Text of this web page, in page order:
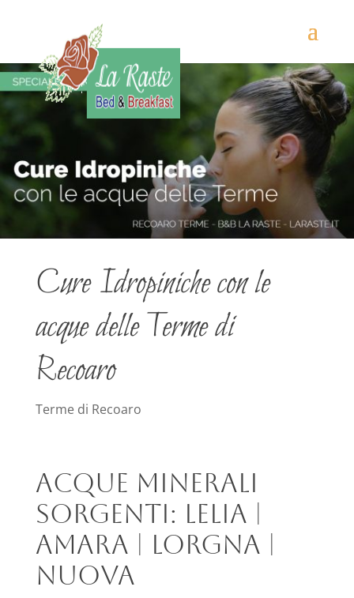
Cure Idropiniche con le
acque delle Terme di
Recoaro
Terme di Recoaro
Acque minerali
sorgenti: Lelia |
Amara | Lorgna |
Nuova